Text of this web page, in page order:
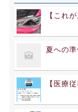
【これ
夏への
【医療